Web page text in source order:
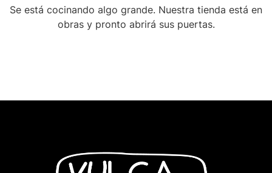
Se está cocinando algo grande. Nuestra tienda está en
obras y pronto abrirá sus puertas.